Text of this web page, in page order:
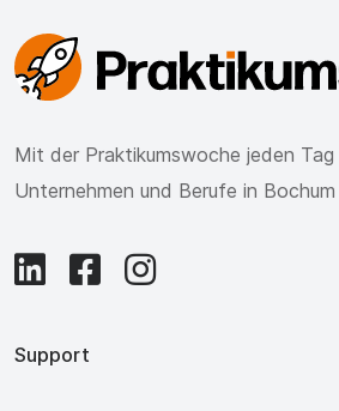
Mit der Praktikumswoche jeden Tag
Unternehmen und Berufe in Bochum
Support